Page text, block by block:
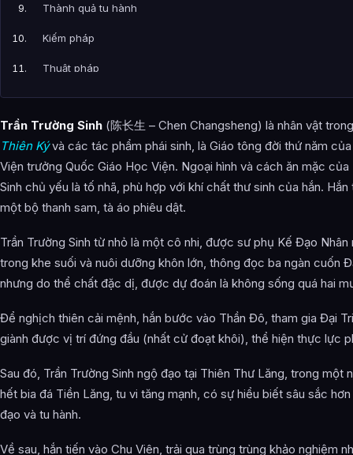
Thành quả tu hành
Kiếm pháp
Thuật pháp
Sở hữu bảo vật vũ khí
Quan hệ nhân vật
Kinh lịch nhân sinh (Tiểu thuyết)
Trải nghiệm những năm đầu:
Hành trình nghịch thiên cải mệnh:
Ngộ đạo tại Thiên Thư Lăng và mạo hiểm ở Chu Viên:
Trở thành Giáo tông và du lịch thiên hạ:
Vận mệnh cuối cùng:
Phim truyền hình (Cốt truyện chi tiết)
Trải nghiệm những năm đầu và xuất sư
Trần Trường Sinh (陈长生 – Chen Changsheng) là nhân vật
Thiên Kývà các tác phẩm phái sinh, là Giáo tông đời thứ năm
Viện trưởng Quốc Giáo Học Viện. Ngoại hình và cách ăn mặc của
Sinh chủ yếu là tố nhã, phù hợp với khí chất thư sinh của hắn.
một bộ thanh sam, tà áo phiêu dật.
Trần Trường Sinh từ nhỏ là một cô nhi, được sư phụ Kế Đạo
trong khe suối và nuôi dưỡng khôn lớn, thông đọc ba ngàn cuốn
nhưng do thể chất đặc dị, được dự đoán là không sống quá hai
Để nghịch thiên cải mệnh, hắn bước vào Thần Đô, tham gia Đại
giành được vị trí đứng đầu (nhất cử đoạt khôi), thể hiện thực lực
Sau đó, Trần Trường Sinh ngộ đạo tại Thiên Thư Lăng, trong một
hết bia đá Tiền Lăng, tu vi tăng mạnh, có sự hiểu biết sâu sắc
đạo và tu hành.
Về sau, hắn tiến vào Chu Viên, trải qua trùng trùng khảo nghiệm